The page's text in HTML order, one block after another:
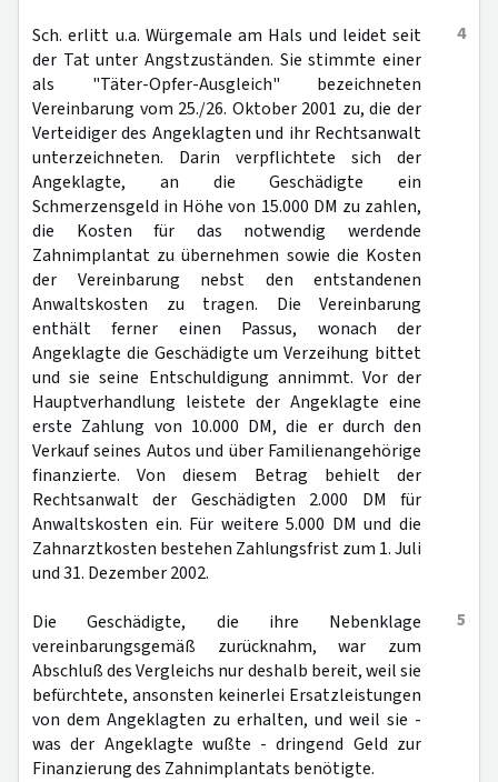
4
Sch. erlitt u.a. Würgemale am Hals und leidet seit
der Tat unter Angstzuständen. Sie stimmte einer
als "Täter-Opfer-Ausgleich" bezeichneten
Vereinbarung vom 25./26. Oktober 2001 zu, die der
Verteidiger des Angeklagten und ihr Rechtsanwalt
unterzeichneten. Darin verpflichtete sich der
Angeklagte, an die Geschädigte ein
Schmerzensgeld in Höhe von 15.000 DM zu zahlen,
die Kosten für das notwendig werdende
Zahnimplantat zu übernehmen sowie die Kosten
der Vereinbarung nebst den entstandenen
Anwaltskosten zu tragen. Die Vereinbarung
enthält ferner einen Passus, wonach der
Angeklagte die Geschädigte um Verzeihung bittet
und sie seine Entschuldigung annimmt. Vor der
Hauptverhandlung leistete der Angeklagte eine
erste Zahlung von 10.000 DM, die er durch den
Verkauf seines Autos und über Familienangehörige
finanzierte. Von diesem Betrag behielt der
Rechtsanwalt der Geschädigten 2.000 DM für
Anwaltskosten ein. Für weitere 5.000 DM und die
Zahnarztkosten bestehen Zahlungsfrist zum 1. Juli
und 31. Dezember 2002.
5
Die Geschädigte, die ihre Nebenklage
vereinbarungsgemäß zurücknahm, war zum
Abschluß des Vergleichs nur deshalb bereit, weil sie
befürchtete, ansonsten keinerlei Ersatzleistungen
von dem Angeklagten zu erhalten, und weil sie -
was der Angeklagte wußte - dringend Geld zur
Finanzierung des Zahnimplantats benötigte.